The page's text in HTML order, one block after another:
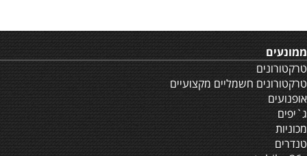
ממונעים
טרקטורונים
טרקטורונים חשמליים מקצועיים
אופנועים
ג`יפים
מכוניות
טנדרים